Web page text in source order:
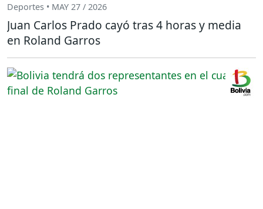
Deportes • MAY 27 / 2026
Juan Carlos Prado cayó tras 4 horas y media
en Roland Garros